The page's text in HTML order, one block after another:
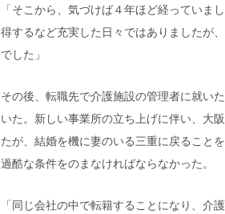
「そこから、気づけば４年ほど経っていま
得するなど充実した日々ではありましたが
でした」
その後、転職先で介護施設の管理者に就い
いた。新しい事業所の立ち上げに伴い、大
たが、結婚を機に妻のいる三重に戻ること
過酷な条件をのまなければならなかった。
「同じ会社の中で転籍することになり、介